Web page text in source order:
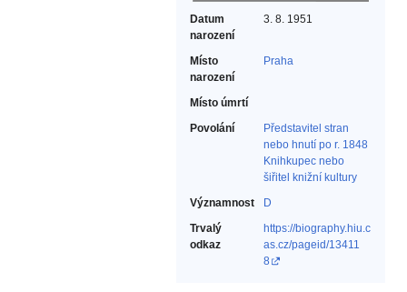
Datum
narození
3. 8. 1951
Místo
narození
Praha
Místo úmrtí
Povolání
Představitel stran
nebo hnutí po r. 1848‎
Knihkupec nebo
šiřitel knižní kultury‎
Významnost
D
Trvalý
odkaz
https://biography.hiu.c
as.cz/pageid/13411
8